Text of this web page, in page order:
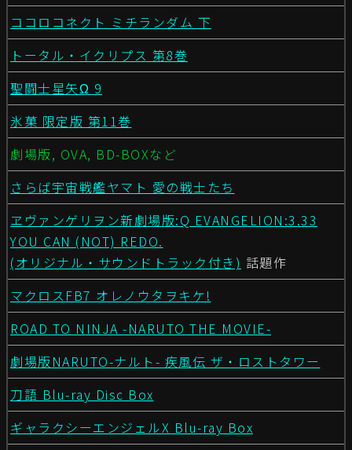
ココロコネクト ミチランダム 下
トータル・イクリプス 第8巻
聖闘士星矢Ω 9
氷菓 限定版 第11巻
劇場版, OVA, BD-BOXなど
さらば宇宙戦艦ヤマト 愛の戦士たち
ヱヴァンゲリヲン新劇場版:Q EVANGELION:3.33
YOU CAN (NOT) REDO.
(オリジナル・サウンドトラック付き) 話題作
マクロスFB7 オレノウタヲキケ!
ROAD TO NINJA -NARUTO THE MOVIE-
劇場版NARUTO-ナルト- 疾風伝 ザ・ロストタワー
刀語 Blu-ray Disc Box
ギャラクシーエンジェルX Blu-ray Box